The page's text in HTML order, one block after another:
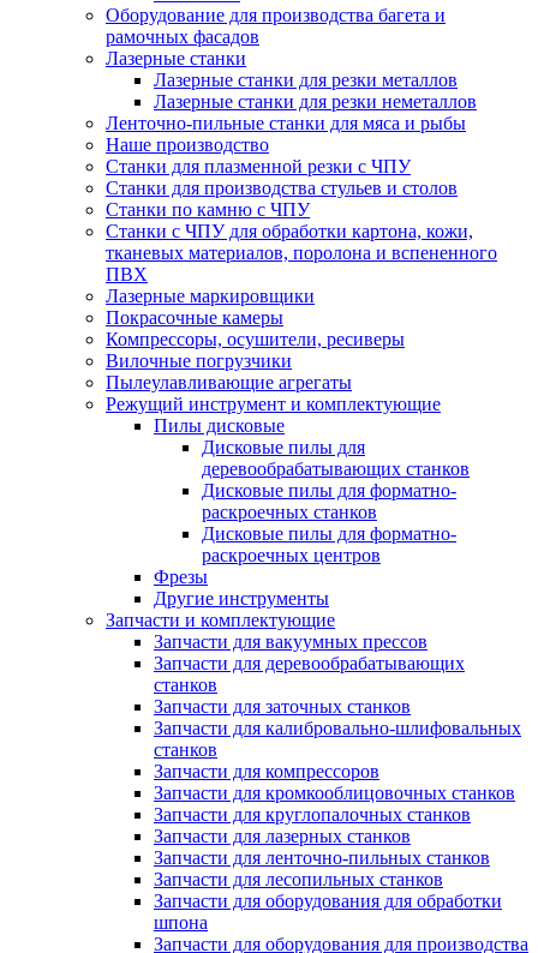
Оборудование для производства багета и
рамочных фасадов
Лазерные станки
Лазерные станки для резки металлов
Лазерные станки для резки неметаллов
Ленточно-пильные станки для мяса и рыбы
Наше производство
Станки для плазменной резки с ЧПУ
Станки для производства стульев и столов
Станки по камню с ЧПУ
Станки с ЧПУ для обработки картона, кожи,
тканевых материалов, поролона и вспененного
ПВХ
Лазерные маркировщики
Покрасочные камеры
Компрессоры, осушители, ресиверы
Вилочные погрузчики
Пылеулавливающие агрегаты
Режущий инструмент и комплектующие
Пилы дисковые
Дисковые пилы для
деревообрабатывающих станков
Дисковые пилы для форматно-
раскроечных станков
Дисковые пилы для форматно-
раскроечных центров
Фрезы
Другие инструменты
Запчасти и комплектующие
Запчасти для вакуумных прессов
Запчасти для деревообрабатывающих
станков
Запчасти для заточных станков
Запчасти для калибровально-шлифовальных
станков
Запчасти для компрессоров
Запчасти для кромкооблицовочных станков
Запчасти для круглопалочных станков
Запчасти для лазерных станков
Запчасти для ленточно-пильных станков
Запчасти для лесопильных станков
Запчасти для оборудования для обработки
шпона
Запчасти для оборудования для производства